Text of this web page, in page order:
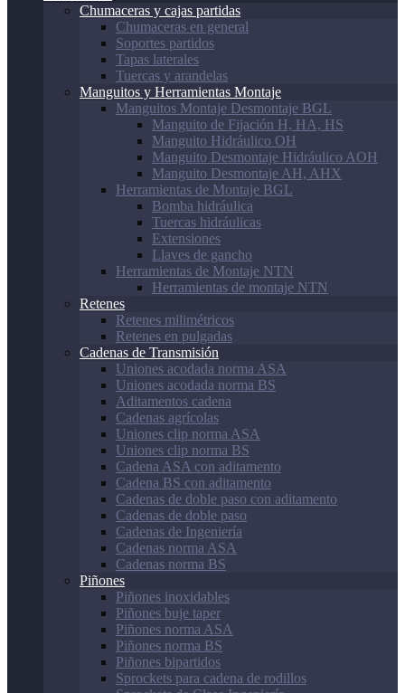
Chumaceras y cajas partidas
Chumaceras en general
Soportes partidos
Tapas laterales
Tuercas y arandelas
Manguitos y Herramientas Montaje
Manguitos Montaje Desmontaje BGL
Manguito de Fijación H, HA, HS
Manguito Hidráulico OH
Manguito Desmontaje Hidráulico AOH
Manguito Desmontaje AH, AHX
Herramientas de Montaje BGL
Bomba hidráulica
Tuercas hidráulicas
Extensiones
Llaves de gancho
Herramientas de Montaje NTN
Herramientas de montaje NTN
Retenes
Retenes milimétricos
Retenes en pulgadas
Cadenas de Transmisión
Uniones acodada norma ASA
Uniones acodada norma BS
Aditamentos cadena
Cadenas agrícolas
Uniones clip norma ASA
Uniones clip norma BS
Cadena ASA con aditamento
Cadena BS con aditamento
Cadenas de doble paso con aditamento
Cadenas de doble paso
Cadenas de Ingeniería
Cadenas norma ASA
Cadenas norma BS
Piñones
Piñones inoxidables
Piñones buje taper
Piñones norma ASA
Piñones norma BS
Piñones bipartidos
Sprockets para cadena de rodillos